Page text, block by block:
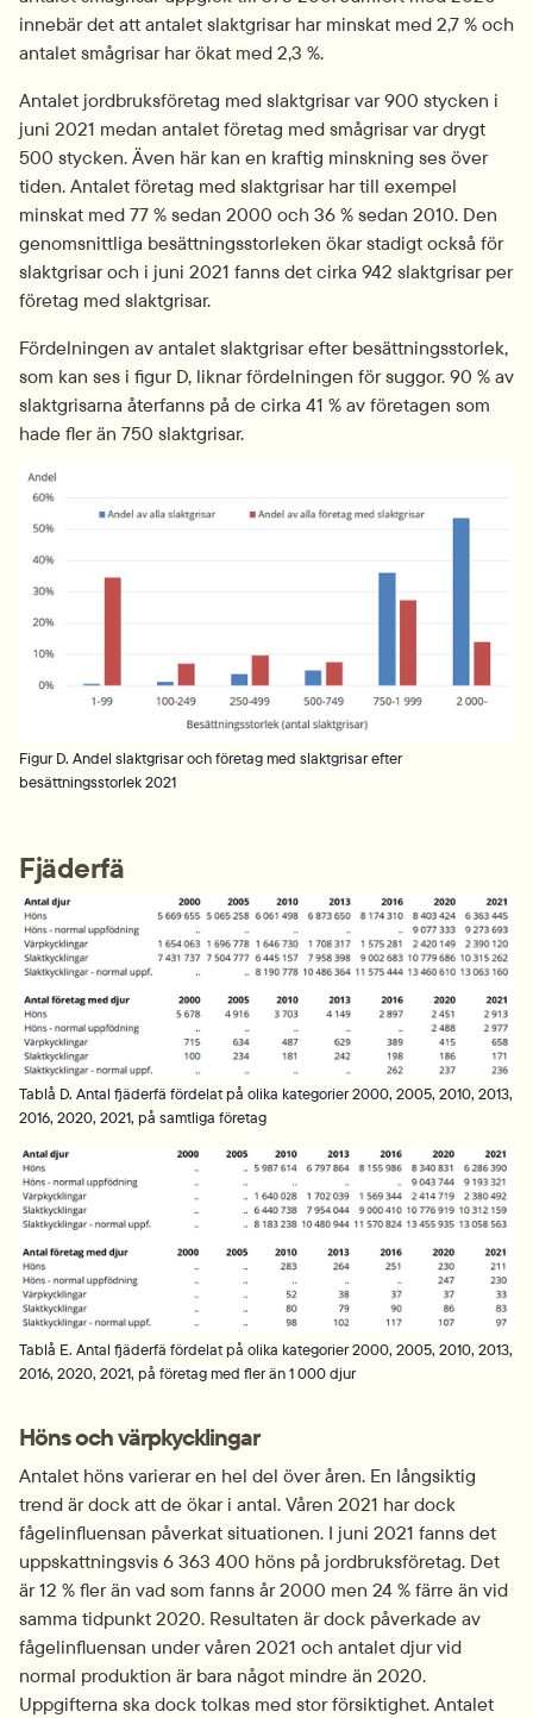
innebär det att antalet slaktgrisar har minskat med 2,7 % och
antalet smågrisar har ökat med 2,3 %.
Antalet jordbruksföretag med slaktgrisar var 900 stycken i
juni 2021 medan antalet företag med smågrisar var drygt
500 stycken. Även här kan en kraftig minskning ses över
tiden. Antalet företag med slaktgrisar har till exempel
minskat med 77 % sedan 2000 och 36 % sedan 2010. Den
genomsnittliga besättningsstorleken ökar stadigt också för
slaktgrisar och i juni 2021 fanns det cirka 942 slaktgrisar per
företag med slaktgrisar.
Fördelningen av antalet slaktgrisar efter besättningsstorlek,
som kan ses i figur D, liknar fördelningen för suggor. 90 % av
slaktgrisarna återfanns på de cirka 41 % av företagen som
hade fler än 750 slaktgrisar.
Figur D. Andel slaktgrisar och företag med slaktgrisar efter
besättningsstorlek 2021
Fjäderfä
Tablå D. Antal fjäderfä fördelat på olika kategorier 2000, 2005, 2010, 2013,
2016, 2020, 2021, på samtliga företag
Tablå E. Antal fjäderfä fördelat på olika kategorier 2000, 2005, 2010, 2013,
2016, 2020, 2021, på företag med fler än 1 000 djur
Höns och värpkycklingar
Antalet höns varierar en hel del över åren. En långsiktig
trend är dock att de ökar i antal. Våren 2021 har dock
fågelinfluensan påverkat situationen. I juni 2021 fanns det
uppskattningsvis 6 363 400 höns på jordbruksföretag. Det
är 12 % fler än vad som fanns år 2000 men 24 % färre än vid
samma tidpunkt 2020. Resultaten är dock påverkade av
fågelinfluensan under våren 2021 och antalet djur vid
normal produktion är bara något mindre än 2020.
Uppgifterna ska dock tolkas med stor försiktighet. Antalet